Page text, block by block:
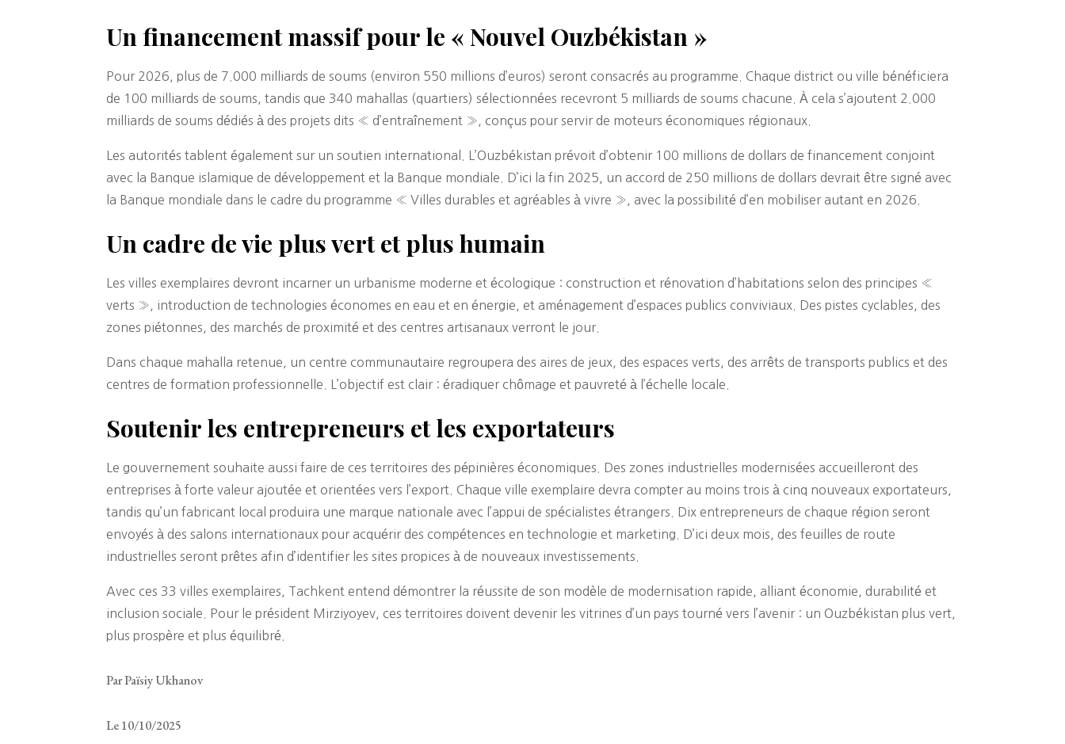
Un financement massif pour le « Nouvel Ouzbékistan »
Pour 2026, plus de 7.000 milliards de soums (environ 550 millions d’euros) seront consacrés au programme. Chaque district ou ville bénéficiera
de 100 milliards de soums, tandis que 340 mahallas (quartiers) sélectionnées recevront 5 milliards de soums chacune. À cela s’ajoutent 2.000
milliards de soums dédiés à des projets dits « d’entraînement », conçus pour servir de moteurs économiques régionaux.
Les autorités tablent également sur un soutien international. L’Ouzbékistan prévoit d’obtenir 100 millions de dollars de financement conjoint
avec la Banque islamique de développement et la Banque mondiale. D’ici la fin 2025, un accord de 250 millions de dollars devrait être signé avec
la Banque mondiale dans le cadre du programme « Villes durables et agréables à vivre », avec la possibilité d’en mobiliser autant en 2026.
Un cadre de vie plus vert et plus humain
Les villes exemplaires devront incarner un urbanisme moderne et écologique : construction et rénovation d’habitations selon des principes «
verts », introduction de technologies économes en eau et en énergie, et aménagement d’espaces publics conviviaux. Des pistes cyclables, des
zones piétonnes, des marchés de proximité et des centres artisanaux verront le jour.
Dans chaque mahalla retenue, un centre communautaire regroupera des aires de jeux, des espaces verts, des arrêts de transports publics et des
centres de formation professionnelle. L’objectif est clair : éradiquer chômage et pauvreté à l’échelle locale.
Soutenir les entrepreneurs et les exportateurs
Le gouvernement souhaite aussi faire de ces territoires des pépinières économiques. Des zones industrielles modernisées accueilleront des
entreprises à forte valeur ajoutée et orientées vers l’export. Chaque ville exemplaire devra compter au moins trois à cinq nouveaux exportateurs,
tandis qu’un fabricant local produira une marque nationale avec l’appui de spécialistes étrangers. Dix entrepreneurs de chaque région seront
envoyés à des salons internationaux pour acquérir des compétences en technologie et marketing. D’ici deux mois, des feuilles de route
industrielles seront prêtes afin d’identifier les sites propices à de nouveaux investissements.
Avec ces 33 villes exemplaires, Tachkent entend démontrer la réussite de son modèle de modernisation rapide, alliant économie, durabilité et
inclusion sociale. Pour le président Mirziyoyev, ces territoires doivent devenir les vitrines d’un pays tourné vers l’avenir : un Ouzbékistan plus vert,
plus prospère et plus équilibré.
Par Païsiy Ukhanov
Le 10/10/2025